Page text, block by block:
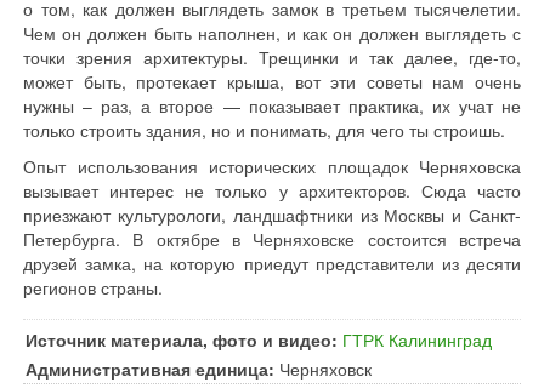
о том, как должен выглядеть замок в третьем тысячелетии.
Чем он должен быть наполнен, и как он должен выглядеть с
точки зрения архитектуры. Трещинки и так далее, где-то,
может быть, протекает крыша, вот эти советы нам очень
нужны – раз, а второе — показывает практика, их учат не
только строить здания, но и понимать, для чего ты строишь.
Опыт использования исторических площадок Черняховска
вызывает интерес не только у архитекторов. Сюда часто
приезжают культурологи, ландшафтники из Москвы и Санкт-
Петербурга. В октябре в Черняховске состоится встреча
друзей замка, на которую приедут представители из десяти
регионов страны.
Источник материала, фото и видео: ГТРК Калининград
Административная единица: Черняховск